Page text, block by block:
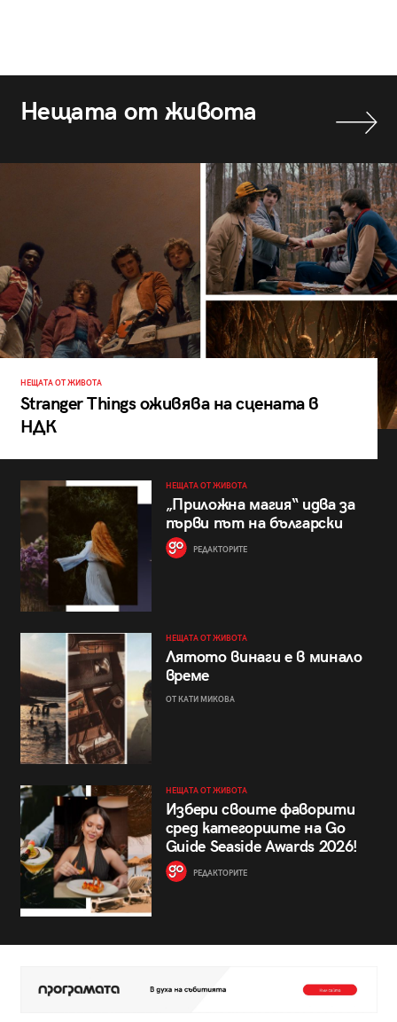
Нещата от живота
НЕЩАТА ОТ ЖИВОТА
Stranger Things оживява на сцената в
НДК
НЕЩАТА ОТ ЖИВОТА
„Приложна магия“ идва за
първи път на български
РЕДАКТОРИТЕ
НЕЩАТА ОТ ЖИВОТА
Лятото винаги е в минало
време
ОТ КАТИ МИКОВА
НЕЩАТА ОТ ЖИВОТА
Избери своите фаворити
сред категориите на Go
Guide Seaside Awards 2026!
РЕДАКТОРИТЕ